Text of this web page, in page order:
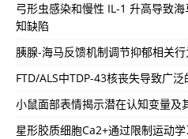
弓形虫感染和慢性 IL-1 升高导致
知缺陷
胰腺-海马反馈机制调节抑郁相关
FTD/ALS中TDP-43核丧失导致广
小鼠面部表情揭示潜在认知变量及
星形胶质细胞Ca2+通过限制运动